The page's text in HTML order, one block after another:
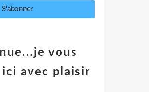
vous
avec plaisir